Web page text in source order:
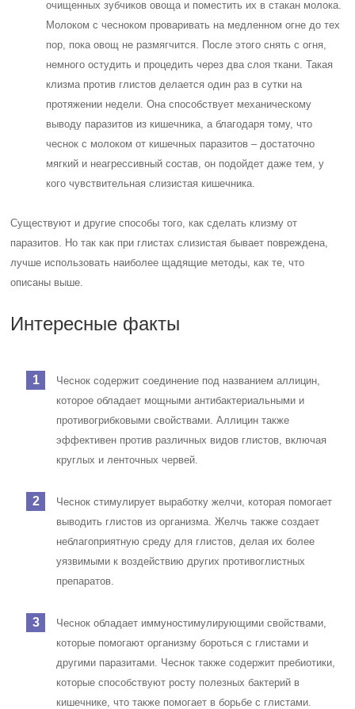
очищенных зубчиков овоща и поместить их в стакан молока.
Молоком с чесноком проваривать на медленном огне до тех
пор, пока овощ не размягчится. После этого снять с огня,
немного остудить и процедить через два слоя ткани. Такая
клизма против глистов делается один раз в сутки на
протяжении недели. Она способствует механическому
выводу паразитов из кишечника, а благодаря тому, что
чеснок с молоком от кишечных паразитов – достаточно
мягкий и неагрессивный состав, он подойдет даже тем, у
кого чувствительная слизистая кишечника.
Существуют и другие способы того, как сделать клизму от
паразитов. Но так как при глистах слизистая бывает повреждена,
лучше использовать наиболее щадящие методы, как те, что
описаны выше.
Интересные факты
Чеснок содержит соединение под названием аллицин,
которое обладает мощными антибактериальными и
противогрибковыми свойствами. Аллицин также
эффективен против различных видов глистов, включая
круглых и ленточных червей.
Чеснок стимулирует выработку желчи, которая помогает
выводить глистов из организма. Желчь также создает
неблагоприятную среду для глистов, делая их более
уязвимыми к воздействию других противоглистных
препаратов.
Чеснок обладает иммуностимулирующими свойствами,
которые помогают организму бороться с глистами и
другими паразитами. Чеснок также содержит пребиотики,
которые способствуют росту полезных бактерий в
кишечнике, что также помогает в борьбе с глистами.